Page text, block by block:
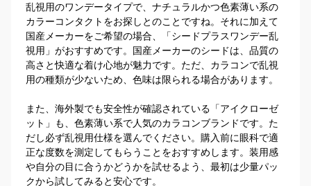
乱視用のワンデータイプで、ナチュラルかつ色素薄い系の
カラーコンタクトをお探しとのことですね。それに加えて
国産メーカーをご希望の場合、「シードプラスワンデー乱
視用」がおすすめです。国産メーカーのシードは、品質の
高さと快適な着け心地が魅力です。ただ、カラコンで乱視
用の種類が少ないため、色味は限られる場合があります。
また、海外製でも安全性が確認されている「アイクローゼ
ット」も、色素薄い系で人気のカラコンブランドです。た
だし必ず乱視用仕様を選んでください。購入前に眼科で適
正な度数を測定してもらうことをおすすめします。装用感
や自分の目に合うかどうかを試せるよう、最初は少量パッ
クから試してみると安心です。